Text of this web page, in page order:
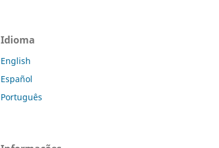
Idioma
English
Español
Português